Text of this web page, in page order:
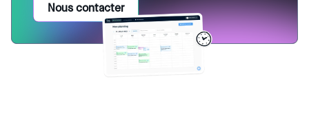
Nous contacter